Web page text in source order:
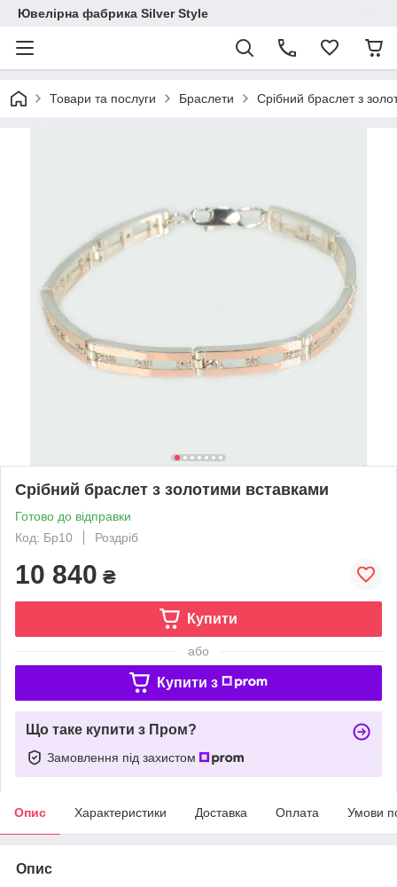
Ювелірна фабрика Silver Style
Товари та послуги Браслети Срібний браслет з
Срібний браслет з золотими вставками
Готово до відправки
Код: Бр10
Роздріб
10 840 ₴
Купити
або
Купити з
Що таке купити з Пром?
Замовлення під захистом
Опис Характеристики Доставка Оплата Умови
Опис